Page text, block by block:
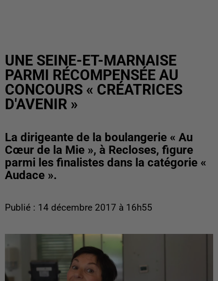
UNE SEINE-ET-MARNAISE
PARMI RÉCOMPENSÉE AU
CONCOURS « CRÉATRICES
D'AVENIR »
La dirigeante de la boulangerie « Au
Cœur de la Mie », à Recloses, figure
parmi les finalistes dans la catégorie «
Audace ».
Publié : 14 décembre 2017 à 16h55